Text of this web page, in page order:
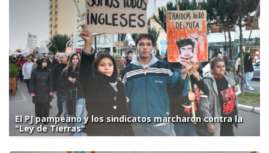
El PJ pampeano y los sindicatos marcharon contra la
"Ley de Tierras"